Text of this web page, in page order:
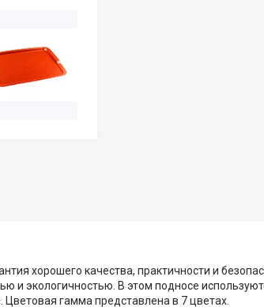
хорошего качества, практичности и
и экологичностью. В этом подносе
гамма представлена в 7 цветах.